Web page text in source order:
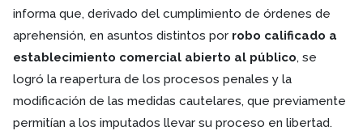
informa que, derivado del cumplimiento de órdenes de
aprehensión, en asuntos distintos por robo calificado a
establecimiento comercial abierto al público, se
logró la reapertura de los procesos penales y la
modificación de las medidas cautelares, que previamente
permitían a los imputados llevar su proceso en libertad.